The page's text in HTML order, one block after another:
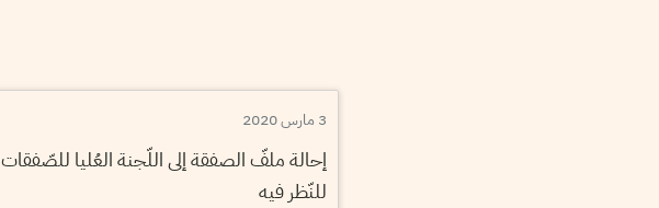
3 مارس 2020
إحالة ملفّ الصفقة إلى اللّجنة العُليا للصّفقات
للنّظر فيه